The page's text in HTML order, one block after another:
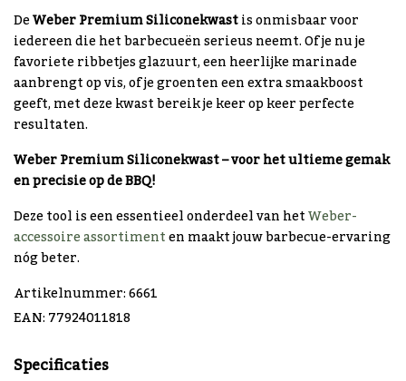
DeWeber Premium Siliconekwastis onmisbaar voor
iedereen die het barbecueën serieus neemt. Of je nu je
favoriete ribbetjes glazuurt, een heerlijke marinade
aanbrengt op vis, of je groenten een extra smaakboost
geeft, met deze kwast bereik je keer op keer perfecte
resultaten.
Weber Premium Siliconekwast – voor het ultieme gemak
en precisie op de BBQ!
Deze tool is een essentieel onderdeel van hetWeber-
accessoire assortimenten maakt jouw barbecue-ervaring
nóg beter.
Artikelnummer: 6661
EAN: 77924011818
Specificaties